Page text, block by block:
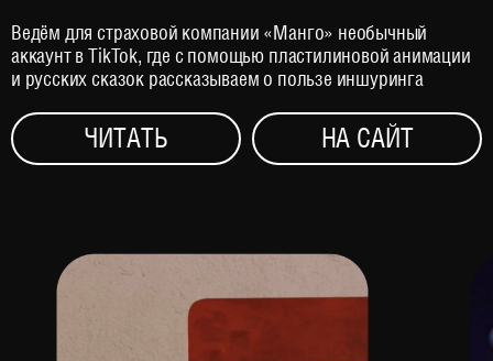
Ведём для страховой компании «Манго» необычный
аккаунт в TikTok, где с помощью пластилиновой анимации
и русских сказок рассказываем о пользе иншуринга
ЧИТАТЬ НА САЙТ